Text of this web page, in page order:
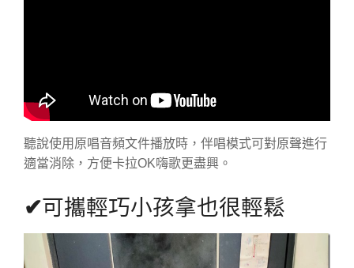
聽說使用原唱音頻文件播放時，伴唱模式可對原聲進行
適當消除，方便卡拉OK嗨歌更盡興。
✔可攜輕巧小孩拿也很輕鬆